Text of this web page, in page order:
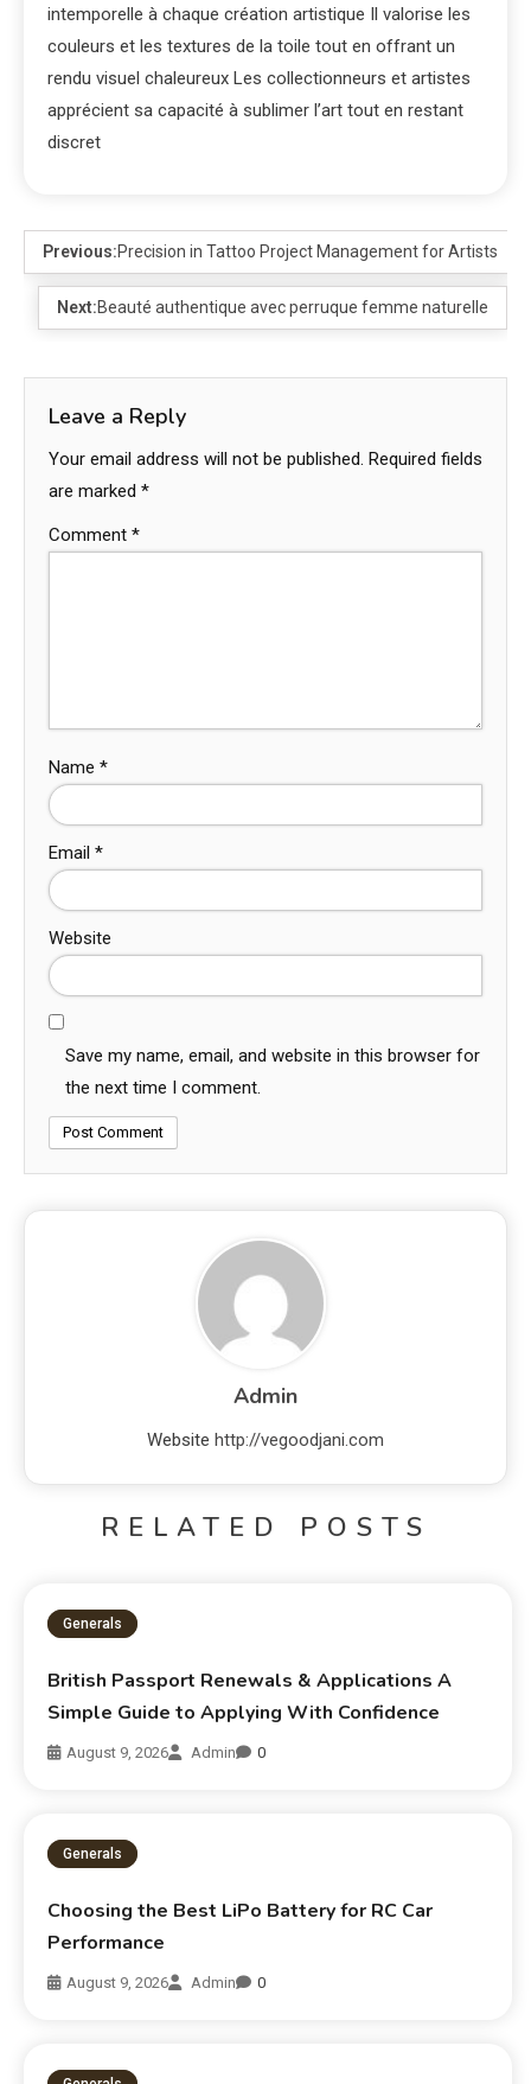
intemporelle à chaque création artistique Il valorise les
couleurs et les textures de la toile tout en offrant un
rendu visuel chaleureux Les collectionneurs et artistes
apprécient sa capacité à sublimer l’art tout en restant
discret
Previous:Precision in Tattoo Project Management for Artists
Next:Beauté authentique avec perruque femme naturelle
Leave a Reply
Your email address will not be published. Required fields
are marked *
Comment *
Name *
Email *
Website
Save my name, email, and website in this browser for
the next time I comment.
Admin
Website http://vegoodjani.com
RELATED POSTS
Generals
British Passport Renewals & Applications A
Simple Guide to Applying With Confidence
August 9, 2026 Admin 0
Generals
Choosing the Best LiPo Battery for RC Car
Performance
August 9, 2026 Admin 0